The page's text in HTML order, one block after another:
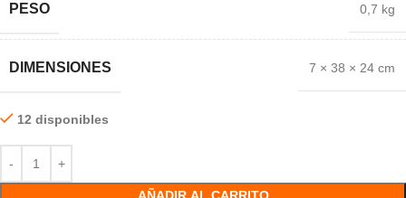
PESO 0,7 kg
DIMENSIONES 7 × 38 × 24 cm
12 disponibles